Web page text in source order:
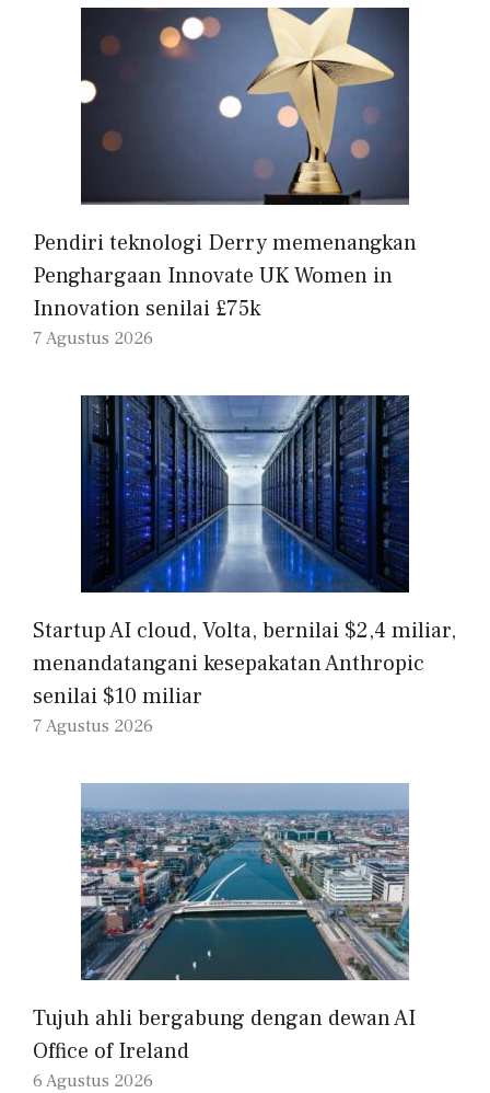
Pendiri teknologi Derry memenangkan
Penghargaan Innovate UK Women in
Innovation senilai £75k
7 Agustus 2026
Startup AI cloud, Volta, bernilai $2,4 miliar,
menandatangani kesepakatan Anthropic
senilai $10 miliar
7 Agustus 2026
Tujuh ahli bergabung dengan dewan AI
Office of Ireland
6 Agustus 2026